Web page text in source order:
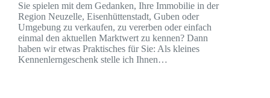
Sie spielen mit dem Gedanken, Ihre Immobilie in der
Region Neuzelle, Eisenhüttenstadt, Guben oder
Umgebung zu verkaufen, zu vererben oder einfach
einmal den aktuellen Marktwert zu kennen? Dann
haben wir etwas Praktisches für Sie: Als kleines
Kennenlerngeschenk stelle ich Ihnen…